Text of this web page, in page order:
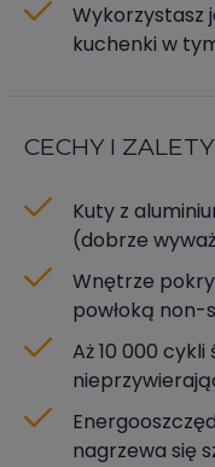
Wykorzystasz
kuchenki w
CECHY I ZALETY
Kuty z
(dobrze
Wnętrze
powłoką non-
Aż 10 000
nagrzewa się